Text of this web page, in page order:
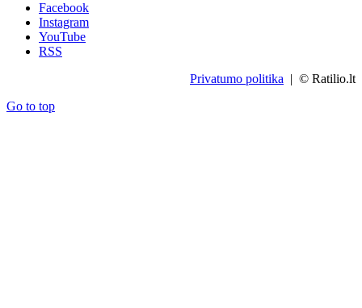
Facebook
Instagram
YouTube
RSS
Privatumo politika | © Ratilio.lt
Go to top